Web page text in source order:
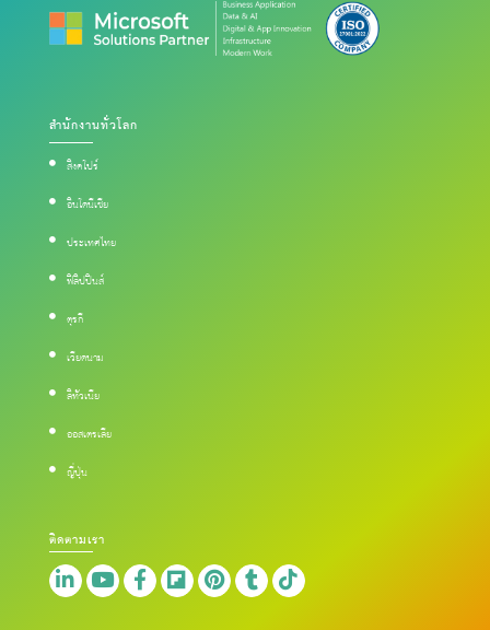
สำนักงานทั่วโลก
สิงคโปร์
อินโดนีเซีย
ประเทศไทย
ฟิลิปปินส์
ตุรกี
เวียดนาม
ลิทัวเนีย
ออสเตรเลีย
ญี่ปุ่น
ติดตามเรา